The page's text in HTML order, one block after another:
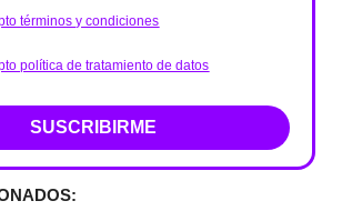
términos y condiciones
política de tratamiento de datos
SUSCRIBIRME